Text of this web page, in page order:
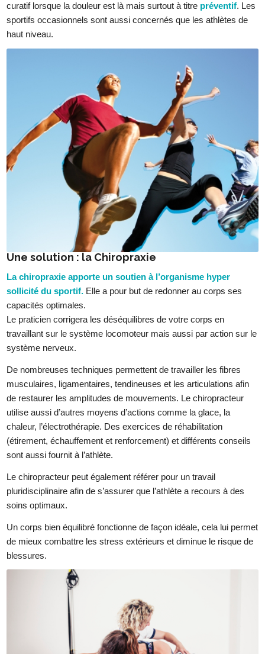
curatif lorsque la douleur est là mais surtout à titre préventif. Les
sportifs occasionnels sont aussi concernés que les athlètes de
haut niveau.
Une solution : la Chiropraxie
La chiropraxie apporte un soutien à l’organisme hyper
sollicité du sportif. Elle a pour but de redonner au corps ses
capacités optimales.
Le praticien corrigera les déséquilibres de votre corps en
travaillant sur le système locomoteur mais aussi par action sur le
système nerveux.
De nombreuses techniques permettent de travailler les fibres
musculaires, ligamentaires, tendineuses et les articulations afin
de restaurer les amplitudes de mouvements. Le chiropracteur
utilise aussi d’autres moyens d’actions comme la glace, la
chaleur, l’électrothérapie. Des exercices de réhabilitation
(étirement, échauffement et renforcement) et différents conseils
sont aussi fournit à l’athlète.
Le chiropracteur peut également référer pour un travail
pluridisciplinaire afin de s’assurer que l’athlète a recours à des
soins optimaux.
Un corps bien équilibré fonctionne de façon idéale, cela lui permet
de mieux combattre les stress extérieurs et diminue le risque de
blessures.